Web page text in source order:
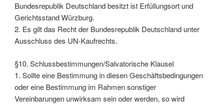
Bundesrepublik Deutschland besitzt ist Erfüllungsort und
Gerichtsstand Würzburg.
2. Es gilt das Recht der Bundesrepublik Deutschland unter
Ausschluss des UN-Kaufrechts.
§10. Schlussbestimmungen/Salvatorische Klausel
1. Sollte eine Bestimmung in diesen Geschäftsbedingungen
oder eine Bestimmung im Rahmen sonstiger
Vereinbarungen unwirksam sein oder werden, so wird